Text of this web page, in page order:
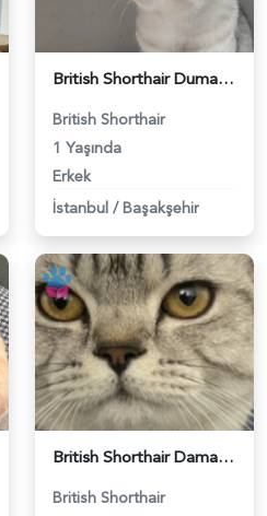
British Shorthair Duma Eş Arıyorum - 118984650
British Shorthair
1 Yaşında
Erkek
İstanbul / Başakşehir
British Shorthair Damadımıza Gelin Arıyoruz - 118984627
British Shorthair